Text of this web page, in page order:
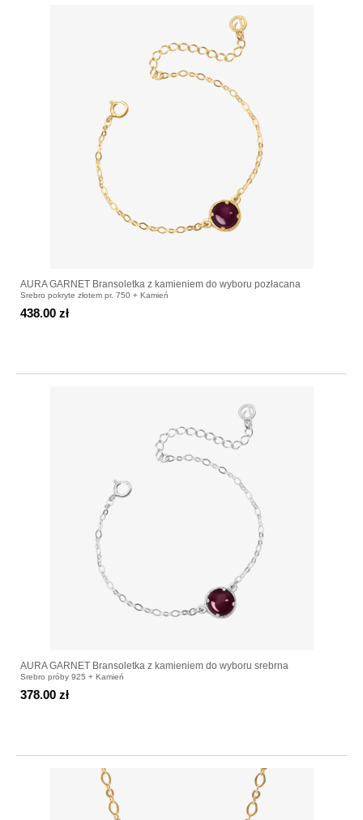
AURA GARNET Bransoletka z kamieniem do wyboru pozłacana
Srebro pokryte złotem pr. 750 + Kamień
438.00 zł
AURA GARNET Bransoletka z kamieniem do wyboru srebrna
Srebro próby 925 + Kamień
378.00 zł